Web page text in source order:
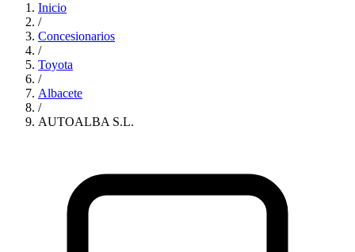
Inicio
/
Concesionarios
/
Toyota
/
Albacete
/
AUTOALBA S.L.